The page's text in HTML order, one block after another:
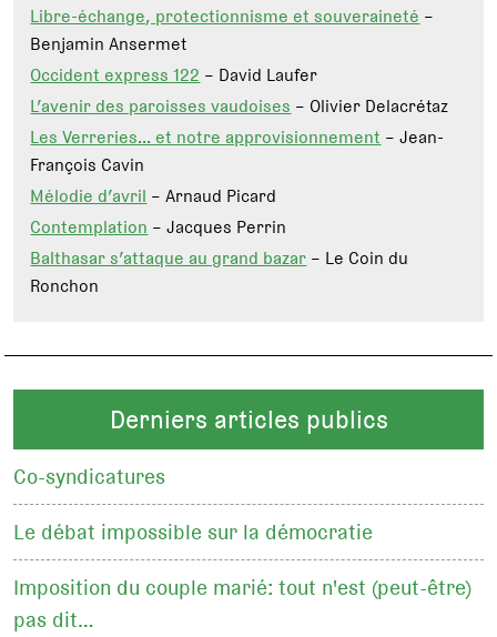
Libre-échange, protectionnisme et souveraineté –
Benjamin Ansermet
Occident express 122 – David Laufer
L’avenir des paroisses vaudoises – Olivier Delacrétaz
Les Verreries… et notre approvisionnement – Jean-
François Cavin
Mélodie d’avril – Arnaud Picard
Contemplation – Jacques Perrin
Balthasar s’attaque au grand bazar – Le Coin du
Ronchon
Derniers articles publics
Co-syndicatures
Le débat impossible sur la démocratie
Imposition du couple marié: tout n'est (peut-être)
pas dit…